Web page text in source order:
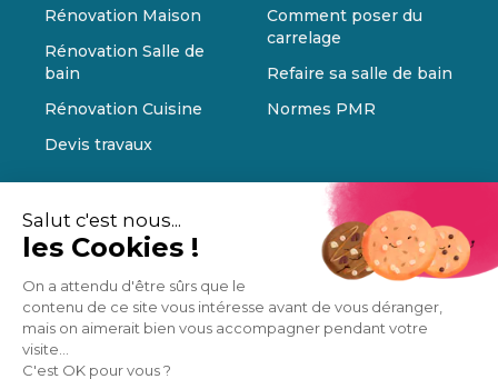
Salut c'est nous...
les Cookies !
On a attendu d'être sûrs que le
contenu de ce site vous intéresse avant de vous déranger,
mais on aimerait bien vous accompagner pendant votre
visite...
C'est OK pour vous ?
Rénovation Maison
Rénovation Salle de
bain
Rénovation Cuisine
Devis travaux
Comment poser du
carrelage
Refaire sa salle de bain
Normes PMR